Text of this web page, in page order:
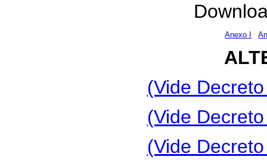
Anexo I
(Vide
(Vide
(Vide